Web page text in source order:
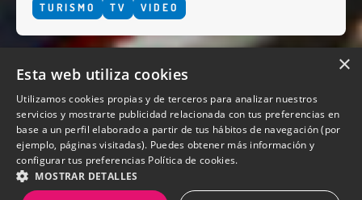
TURISMO
TV VIDEO
QUIENES SOMOS
×
Esta web utiliza cookies
Utilizamos cookies propias y de terceros para analizar nuestros
servicios y mostrarte publicidad relacionada con tus preferencias en
base a un perfil elaborado a partir de tus hábitos de navegación (por
ejemplo, páginas visitadas). Puedes obtener más información y
configurar tus preferencias Política de cookies.
MOSTRAR DETALLES